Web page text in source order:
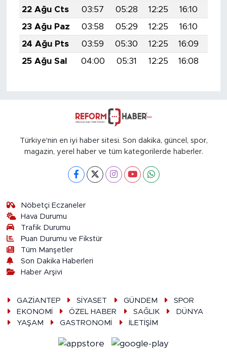
22 Ağu Cts
03:57 05:28 12:25 16:10
23 Ağu Paz
03:58 05:29 12:25 16:10
24 Ağu Pts
03:59 05:30 12:25 16:09
25 Ağu Sal
04:00 05:31 12:25 16:08
Türkiye'nin en iyi haber sitesi. Son dakika, güncel, spor,
magazin, yerel haber ve tüm kategorilerde haberler.
Nöbetçi Eczaneler
Hava Durumu
Trafik Durumu
Puan Durumu ve Fikstür
Tüm Manşetler
Son Dakika Haberleri
Haber Arşivi
GAZİANTEP SİYASET GÜNDEM
SPOR
EKONOMİ
ÖZEL HABER SAĞLIK
DÜNYA
YAŞAM
GASTRONOMİ İLETİŞİM